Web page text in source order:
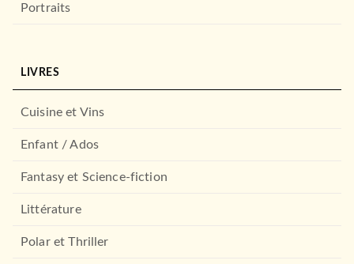
Portraits
LIVRES
Cuisine et Vins
Enfant / Ados
Fantasy et Science-fiction
Littérature
Polar et Thriller